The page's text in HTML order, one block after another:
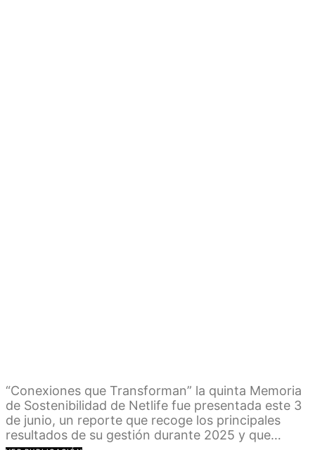
“Conexiones que Transforman” la quinta Memoria
de Sostenibilidad de Netlife fue presentada este 3
de junio, un reporte que recoge los principales
resultados de su gestión durante 2025 y que…